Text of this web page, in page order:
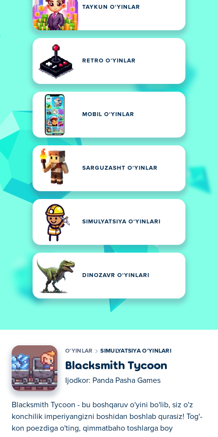
TAYKUN OʻYINLAR
RETRO OʻYINLAR
MOBIL OʻYINLAR
SARGUZASHT OʻYINLAR
SIMULYATSIYA OʻYINLARI
DINOZAVR OʻYINLARI
OʻYINLAR SIMULYATSIYA OʻYINLARI
Blacksmith Tycoon
Ijodkor: Panda Pasha Games
Blacksmith Tycoon - bu boshqaruv o'yini bo'lib, siz o'z
konchilik imperiyangizni boshidan boshlab qurasiz! Tog'-
kon poezdiga o'ting, qimmatbaho toshlarga boy